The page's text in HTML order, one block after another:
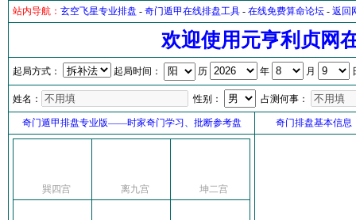
站内导航： 玄空飞星专业排盘 - 奇门遁甲在线排盘工具 - 在线免费算命论坛 - 返回
欢迎使用元亨利贞网
起局方式： 起局时间： 历 年 月
姓名： 性别： 占测何事：
奇门遁甲排盘专业版——时家奇门学习、批断参考盘 奇门排盘基本信息
巽四宫 离九宫 坤二宫